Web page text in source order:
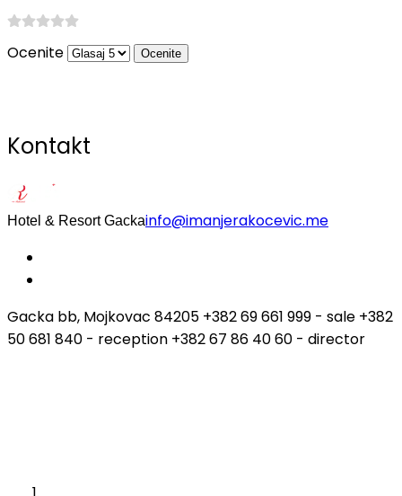
Ocenite
Kontakt
Hotel & Resort Gackainfo@imanjerakocevic.me
Gacka bb, Mojkovac 84205 +382 69 661 999 - sale +382
50 681 840 - reception +382 67 86 40 60 - director